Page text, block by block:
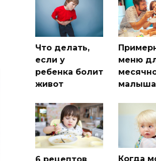
Что делать,
если у
ребенка болит
живот
меню
малыша
6 рецептов
Когда